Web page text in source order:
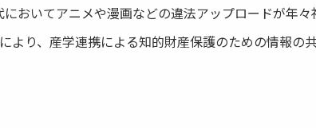
おいてアニメや漫画などの違法アップロードが年
より、産学連携による知的財産保護のための情報の